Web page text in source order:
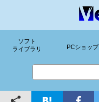
ソフト
ライブラリ
PCショップ